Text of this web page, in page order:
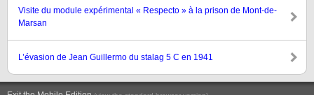
Visite du module expérimental « Respecto » à la prison de Mont-de-
Marsan
L’évasion de Jean Guillermo du stalag 5 C en 1941